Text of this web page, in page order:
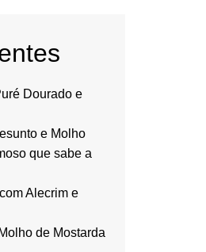
Dourado e
e Molho
que sabe a
Alecrim e
de Mostarda